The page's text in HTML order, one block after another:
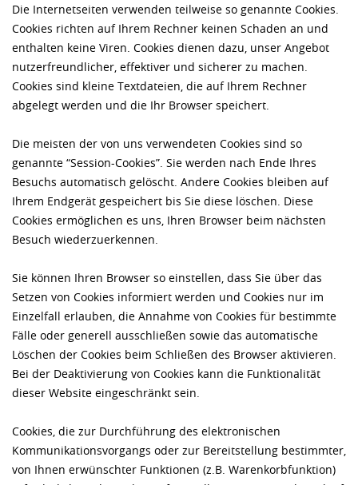
Die Internetseiten verwenden teilweise so genannte Cookies.
Cookies richten auf Ihrem Rechner keinen Schaden an und
enthalten keine Viren. Cookies dienen dazu, unser Angebot
nutzerfreundlicher, effektiver und sicherer zu machen.
Cookies sind kleine Textdateien, die auf Ihrem Rechner
abgelegt werden und die Ihr Browser speichert.
Die meisten der von uns verwendeten Cookies sind so
genannte “Session-Cookies”. Sie werden nach Ende Ihres
Besuchs automatisch gelöscht. Andere Cookies bleiben auf
Ihrem Endgerät gespeichert bis Sie diese löschen. Diese
Cookies ermöglichen es uns, Ihren Browser beim nächsten
Besuch wiederzuerkennen.
Sie können Ihren Browser so einstellen, dass Sie über das
Setzen von Cookies informiert werden und Cookies nur im
Einzelfall erlauben, die Annahme von Cookies für bestimmte
Fälle oder generell ausschließen sowie das automatische
Löschen der Cookies beim Schließen des Browser aktivieren.
Bei der Deaktivierung von Cookies kann die Funktionalität
dieser Website eingeschränkt sein.
Cookies, die zur Durchführung des elektronischen
Kommunikationsvorgangs oder zur Bereitstellung bestimmter,
von Ihnen erwünschter Funktionen (z.B. Warenkorbfunktion)